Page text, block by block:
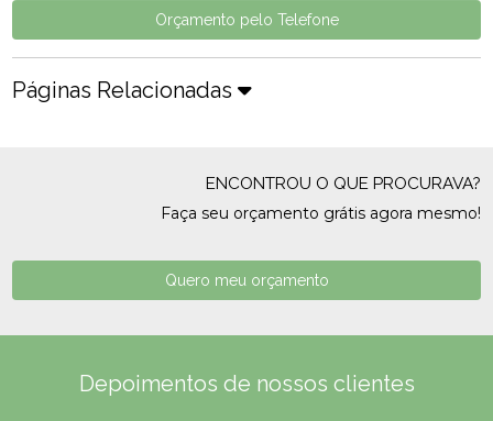
Orçamento pelo Telefone
Páginas Relacionadas
ENCONTROU O QUE PROCURAVA?
Faça seu orçamento grátis agora mesmo!
Quero meu orçamento
Depoimentos de nossos clientes